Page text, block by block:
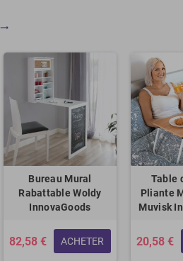
trending_flat
Bureau Mural
Rabattable Woldy
InnovaGoods
82,58 € ACHETER
Table
Pliante
Muvisk
20,58 €